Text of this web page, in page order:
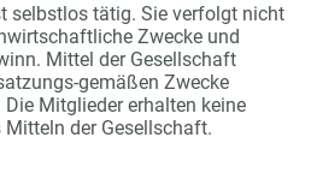
selbstlos tätig. Sie verfolgt nicht
Zwecke und
Mittel der Gesellschaft
gemäßen Zwecke
Die Mitglieder erhalten keine
der Gesellschaft.